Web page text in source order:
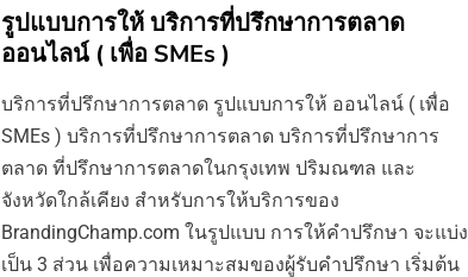
รูปแบบการให้ บริการที่ปรึกษาการตลาด
ออนไลน์ ( เพื่อ SMEs )
บริการที่ปรึกษาการตลาด รูปแบบการให้ ออนไลน์ ( เพื่อ
SMEs ) บริการที่ปรึกษาการตลาด บริการที่ปรึกษาการ
ตลาด ที่ปรึกษาการตลาดในกรุงเทพ ปริมณฑล และ
จังหวัดใกล้เคียง สำหรับการให้บริการของ
BrandingChamp.com ในรูปแบบ การให้คำปรึกษา จะแบ่ง
เป็น 3 ส่วน เพื่อความเหมาะสมของผู้รับคำปรึกษา เริ่มต้น